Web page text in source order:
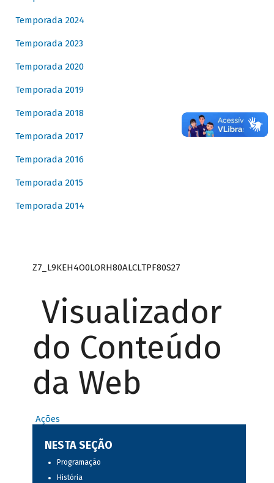
Temporada 2024
Temporada 2023
Temporada 2020
Temporada 2019
Temporada 2018
Temporada 2017
Temporada 2016
Temporada 2015
Temporada 2014
Z7_L9KEH4O0LORH80ALCLTPF80S27
Visualizador
do Conteúdo
da Web
Ações
NESTA SEÇÃO
Programação
História